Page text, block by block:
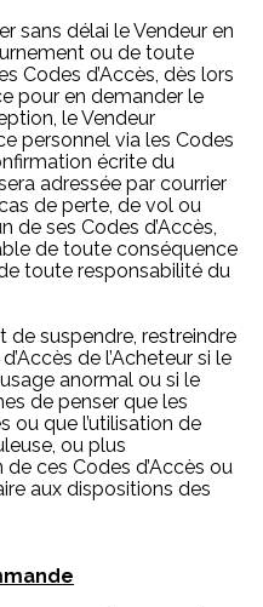
sans délai le Vendeur en
ou de toute
Codes d’Accès, dès lors
pour en demander le
le Vendeur
personnel via les Codes
écrite du
adressée par courrier
de perte, de vol ou
de ses Codes d’Accès,
de toute conséquence
toute responsabilité du
de suspendre, restreindre
de l’Acheteur si le
anormal ou si le
de penser que les
ou que l’utilisation de
ou plus
ces Codes d’Accès ou
aux dispositions des